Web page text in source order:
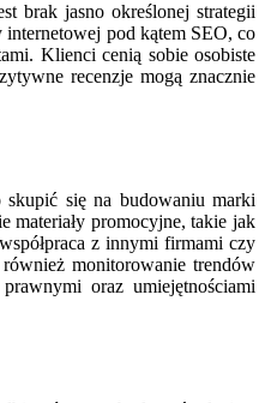
brak jasno określonej strategii
internetowej pod kątem SEO, co
Klienci cenią sobie osobiste
recenzje mogą znacznie
skupić się na budowaniu marki
materiały promocyjne, takie jak
z innymi firmami czy
monitorowanie trendów
oraz umiejętnościami